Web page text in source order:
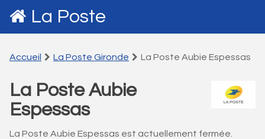
La Poste
Accueil La Poste Gironde La Poste Aubie Espessas
La Poste Aubie
Espessas
La Poste Aubie Espessas est actuellement fermée.